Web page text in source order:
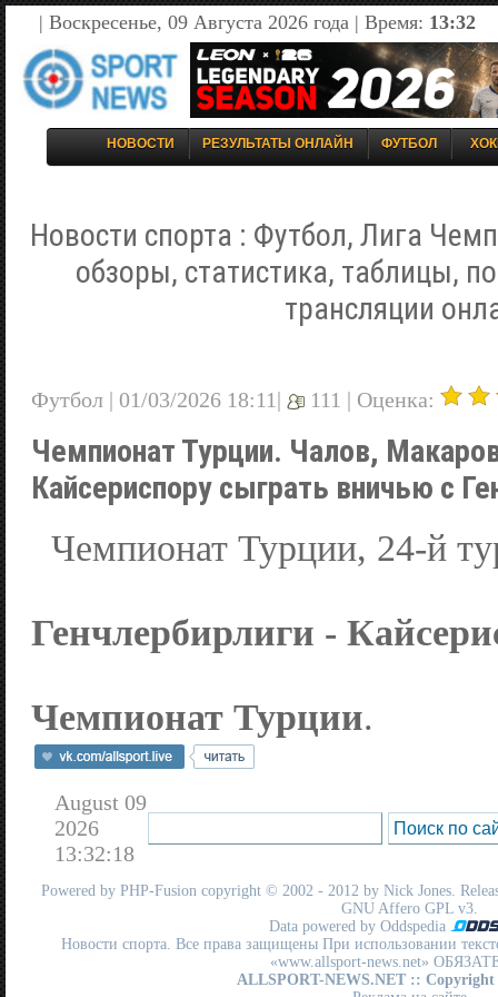
| Воскресенье, 09 Августа 2026 года | Время: 13:32
НОВОСТИ РЕЗУЛЬТАТЫ ОНЛАЙН ФУТБОЛ
Новости спорта : Футбол, Лига
обзоры, статистика, таблицы,
трансляции
Футбол | 01/03/2026 18:11| 111 | Оценка:
Чемпионат Турции. Чалов,
Кайсериспору сыграть вничью с
Чемпионат Турции, 24-й
Генчлербирлиги -
Чемпионат Турции.
August 09
2026
13:32:18
Powered by PHP-Fusion copyright © 2002 - 2012 by Nick Jones.
GNU Affero GPL v3.
Data powered by Oddspedia
Новости спорта. Все права защищены При использовании
«www.allsport-news.net»
ALLSPORT-NEWS.NET :: Copyright